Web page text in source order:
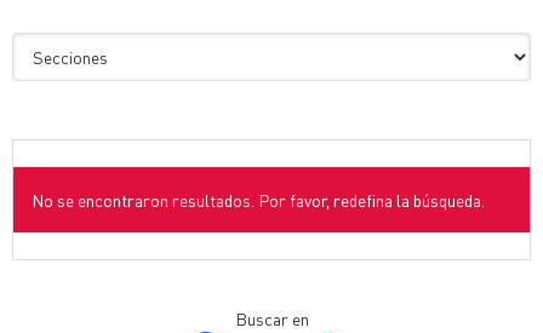
No se encontraron resultados. Por favor, redefina la búsqueda.
Buscar en